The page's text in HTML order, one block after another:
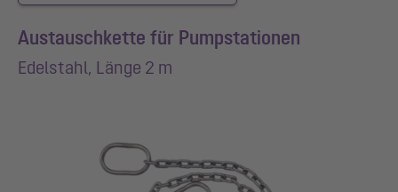
Austauschkette für Pumpstationen
Edelstahl, Länge 2 m